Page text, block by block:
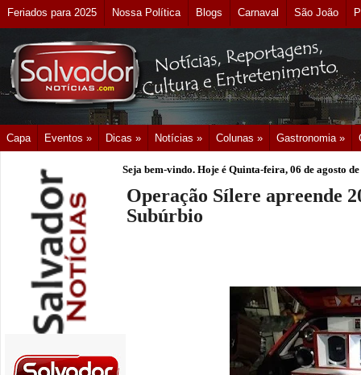
Feriados para 2025 Nossa Política Blogs Carnaval São João
Capa Eventos » Dicas » Notícias » Colunas » Gastronomia »
Seja bem-vindo. Hoje é Quinta-feira, 06 de agosto
Operação Sílere apreende
Subúrbio